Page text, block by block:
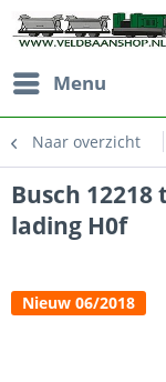
Menu
Naar overzicht
Busch
lading H0f
Nieuw 06/2018